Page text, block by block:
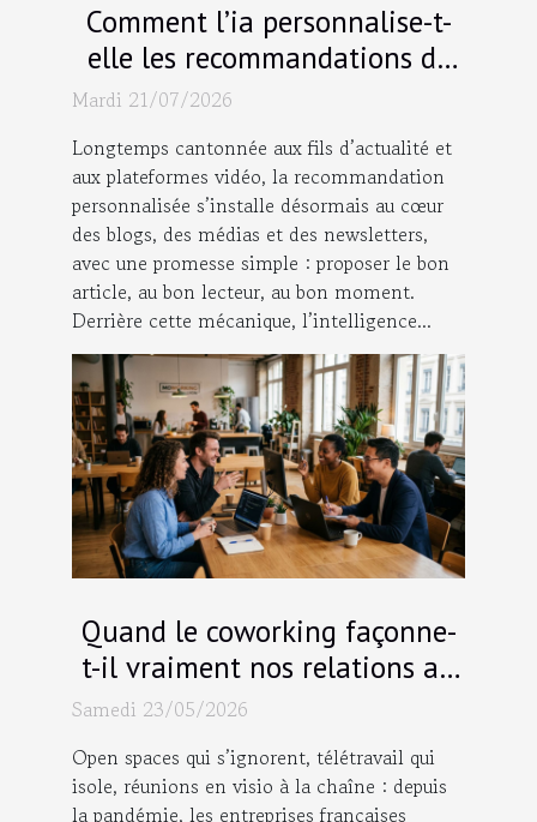
Comment l’ia personnalise-t-
elle les recommandations de
blogs ?
Mardi 21/07/2026
Longtemps cantonnée aux fils d’actualité et
aux plateformes vidéo, la recommandation
personnalisée s’installe désormais au cœur
des blogs, des médias et des newsletters,
avec une promesse simple : proposer le bon
article, au bon lecteur, au bon moment.
Derrière cette mécanique, l’intelligence...
Quand le coworking façonne-
t-il vraiment nos relations au
travail ?
Samedi 23/05/2026
Open spaces qui s’ignorent, télétravail qui
isole, réunions en visio à la chaîne : depuis
la pandémie, les entreprises françaises